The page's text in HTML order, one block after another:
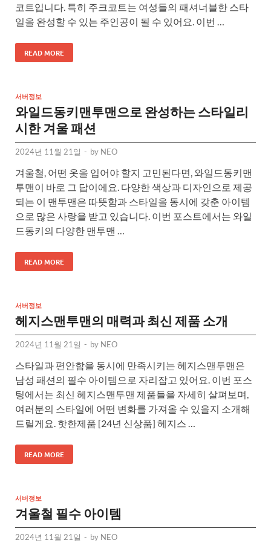
코트입니다. 특히 주크코트는 여성들의 패셔너블한 스타
일을 완성할 수 있는 주인공이 될 수 있어요. 이번 …
READ MORE
서버정보
와일드동키맨투맨으로 완성하는 스타일리
시한 겨울 패션
2024년 11월 21일 - by NEO
겨울철, 어떤 옷을 입어야 할지 고민된다면, 와일드동키맨
투맨이 바로 그 답이에요. 다양한 색상과 디자인으로 제공
되는 이 맨투맨은 따뜻함과 스타일을 동시에 갖춘 아이템
으로 많은 사랑을 받고 있습니다. 이번 포스트에서는 와일
드동키의 다양한 맨투맨 …
READ MORE
서버정보
헤지스맨투맨의 매력과 최신 제품 소개
2024년 11월 21일 - by NEO
스타일과 편안함을 동시에 만족시키는 헤지스맨투맨은
남성 패션의 필수 아이템으로 자리잡고 있어요. 이번 포스
팅에서는 최신 헤지스맨투맨 제품들을 자세히 살펴보며,
여러분의 스타일에 어떤 변화를 가져올 수 있을지 소개해
드릴게요. 핫한제품 [24년 신상품] 헤지스 …
READ MORE
서버정보
겨울철 필수 아이템
2024년 11월 21일 - by NEO